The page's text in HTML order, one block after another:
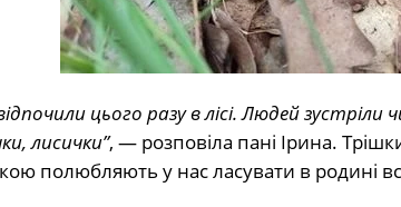
цього разу в лісі. Людей
лисички”, — розповіла пані Ірина.
полюбляють у нас ласувати в родині